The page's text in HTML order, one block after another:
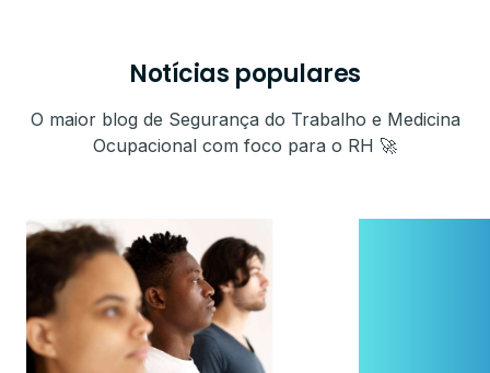
Notícias populares
O maior blog de Segurança do Trabalho e Medicina
Ocupacional com foco para o RH 🚀